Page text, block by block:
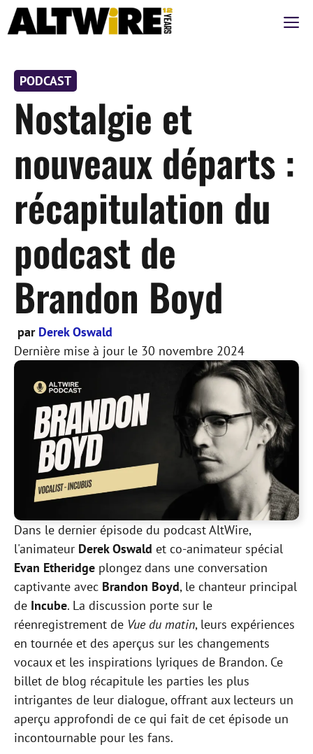
Aller
au
PODCAST
Nostalgie et
nouveaux départs :
récapitulation du
podcast de
Brandon Boyd
par Derek Oswald
Dernière mise à jour le 30 novembre 2024
Dans le dernier épisode du podcast AltWire,
l'animateur Derek Oswald et co-animateur spécial
Evan Etheridge plongez dans une conversation
captivante avec Brandon Boyd, le chanteur principal
de Incube. La discussion porte sur le
réenregistrement de Vue du matin, leurs expériences
en tournée et des aperçus sur les changements
vocaux et les inspirations lyriques de Brandon. Ce
billet de blog récapitule les parties les plus
intrigantes de leur dialogue, offrant aux lecteurs un
aperçu approfondi de ce qui fait de cet épisode un
incontournable pour les fans.